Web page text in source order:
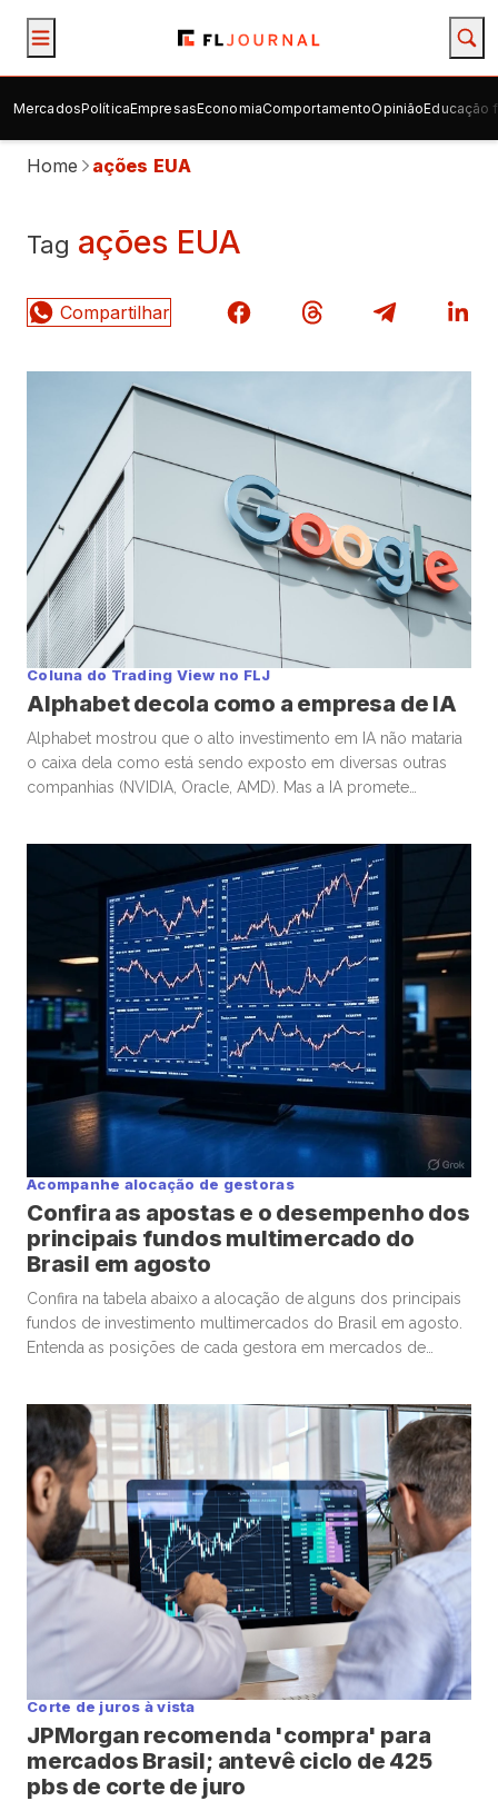
MercadosPolíticaEmpresasEconomiaComportamentoOpiniãoEducação
Home ações EUA
Tag ações EUA
Coluna do Trading View no FLJ
Alphabet decola como a empresa de IA
Alphabet mostrou que o alto investimento em IA não mataria
o caixa dela como está sendo exposto em diversas outras
companhias (NVIDIA, Oracle, AMD). Mas a IA promete
crescimento forte em anúncios e, principalmente, aceleração
no Cloud: receita total de US$ […]
Acompanhe alocação de gestoras
Confira as apostas e o desempenho dos
principais fundos multimercado do
Brasil em agosto
Confira na tabela abaixo a alocação de alguns dos principais
fundos de investimento multimercados do Brasil em agosto.
Entenda as posições de cada gestora em mercados de
Verde, Legacy, Kapitalo, Opportunity, TC e Ibiuna. Mover –
Painel […]
Corte de juros à vista
JPMorgan recomenda 'compra' para
mercados Brasil; antevê ciclo de 425
pbs de corte de juro